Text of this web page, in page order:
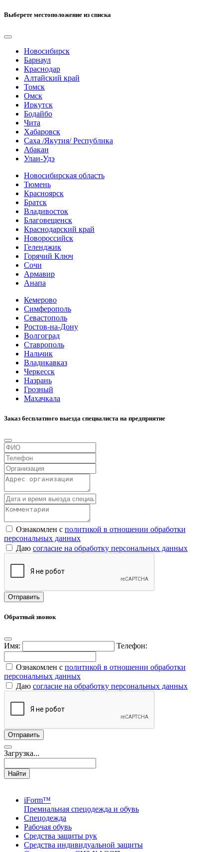
Выберете местоположение из списка
Новосибирск
Барнаул
Краснодар
Алтайский край
Томск
Омск
Иркутск
Бодайбо
Чита
Хабаровск
Саха /Якутия/ Республика
Абакан
Улан-Удэ
Новосибирская область
Тюмень
Красноярск
Братск
Владивосток
Благовещенск
Краснодарский край
Новороссийск
Геленджик
Горячий Ключ
Сочи
Армавир
Анапа
Кемерово
Симферополь
Севастополь
Ростов-на-Дону
Волгоград
Ставрополь
Нальчик
Владикавказ
Черкесск
Назрань
Грозный
Махачкала
Заказ бесплатного выезда специалиста на предприятие
Ознакомлен с политикой в отношении обработки
персональных данных
Даю согласие на обработку персональных данных
Обратный звонок
Имя: Телефон:
Ознакомлен с политикой в отношении обработки
персональных данных
Даю согласие на обработку персональных данных
Загрузка...
Найти
iForm™
Премиальная спецодежда и обувь
Спецодежда
Рабочая обувь
Средства защиты рук
Средства индивидуальной защиты